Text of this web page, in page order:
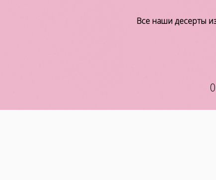
Все наши десерты